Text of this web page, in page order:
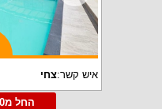
איש קשר:צחי